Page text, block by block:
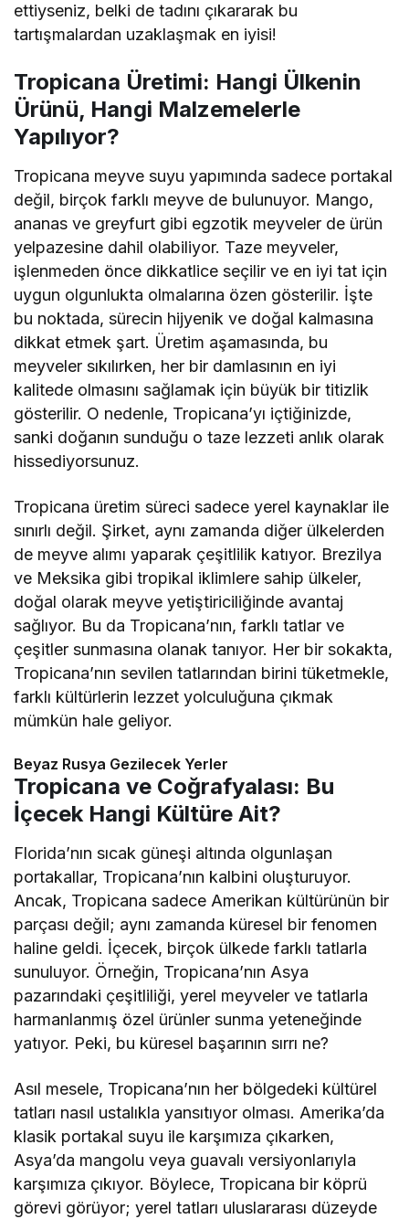
ettiyseniz, belki de tadını çıkararak bu
tartışmalardan uzaklaşmak en iyisi!
Tropicana Üretimi: Hangi Ülkenin
Ürünü, Hangi Malzemelerle
Yapılıyor?
Tropicana meyve suyu yapımında sadece portakal
değil, birçok farklı meyve de bulunuyor. Mango,
ananas ve greyfurt gibi egzotik meyveler de ürün
yelpazesine dahil olabiliyor. Taze meyveler,
işlenmeden önce dikkatlice seçilir ve en iyi tat için
uygun olgunlukta olmalarına özen gösterilir. İşte
bu noktada, sürecin hijyenik ve doğal kalmasına
dikkat etmek şart. Üretim aşamasında, bu
meyveler sıkılırken, her bir damlasının en iyi
kalitede olmasını sağlamak için büyük bir titizlik
gösterilir. O nedenle, Tropicana’yı içtiğinizde,
sanki doğanın sunduğu o taze lezzeti anlık olarak
hissediyorsunuz.
Tropicana üretim süreci sadece yerel kaynaklar ile
sınırlı değil. Şirket, aynı zamanda diğer ülkelerden
de meyve alımı yaparak çeşitlilik katıyor. Brezilya
ve Meksika gibi tropikal iklimlere sahip ülkeler,
doğal olarak meyve yetiştiriciliğinde avantaj
sağlıyor. Bu da Tropicana’nın, farklı tatlar ve
çeşitler sunmasına olanak tanıyor. Her bir sokakta,
Tropicana’nın sevilen tatlarından birini tüketmekle,
farklı kültürlerin lezzet yolculuğuna çıkmak
mümkün hale geliyor.
Beyaz Rusya Gezilecek Yerler
Tropicana ve Coğrafyalası: Bu
İçecek Hangi Kültüre Ait?
Florida’nın sıcak güneşi altında olgunlaşan
portakallar, Tropicana’nın kalbini oluşturuyor.
Ancak, Tropicana sadece Amerikan kültürünün bir
parçası değil; aynı zamanda küresel bir fenomen
haline geldi. İçecek, birçok ülkede farklı tatlarla
sunuluyor. Örneğin, Tropicana’nın Asya
pazarındaki çeşitliliği, yerel meyveler ve tatlarla
harmanlanmış özel ürünler sunma yeteneğinde
yatıyor. Peki, bu küresel başarının sırrı ne?
Asıl mesele, Tropicana’nın her bölgedeki kültürel
tatları nasıl ustalıkla yansıtıyor olması. Amerika’da
klasik portakal suyu ile karşımıza çıkarken,
Asya’da mangolu veya guavalı versiyonlarıyla
karşımıza çıkıyor. Böylece, Tropicana bir köprü
görevi görüyor; yerel tatları uluslararası düzeyde